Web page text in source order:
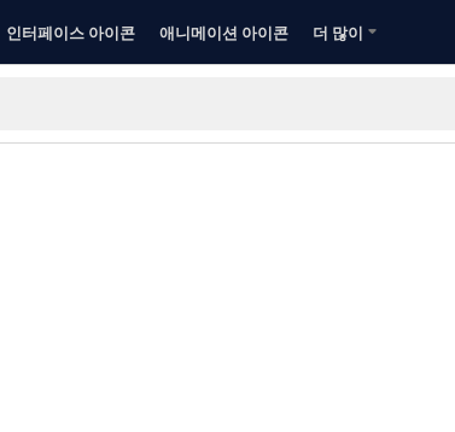
인터페이스 아이콘 애니메이션 아이콘 더 많이